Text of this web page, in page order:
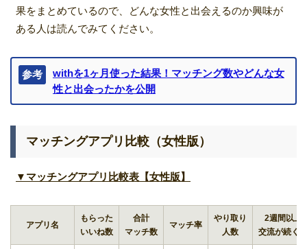
果をまとめているので、どんな女性と出会えるのか興味が
ある人は読んでみてください。
参考
withを1ヶ月使った結果！マッチング数やどんな女
性と出会ったかを公開
マッチングアプリ比較（女性版）
▼マッチングアプリ比較表【女性版】
アプリ名
もらった
いいね数
合計
マッチ数
マッチ率
やり取り
人数
2週間以上
交流が続く率